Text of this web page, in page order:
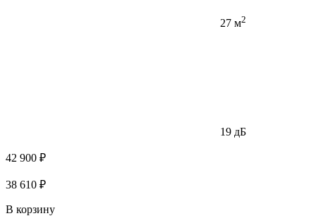
27 м2
19 дБ
42 900 ₽
38 610 ₽
В корзину